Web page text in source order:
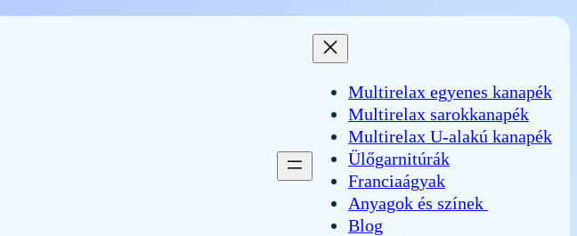
Multirelax egyenes kanapék
Multirelax sarokkanapék
Multirelax U-alakú kanapék
Ülőgarnitúrák
Franciaágyak
Anyagok és színek
Blog